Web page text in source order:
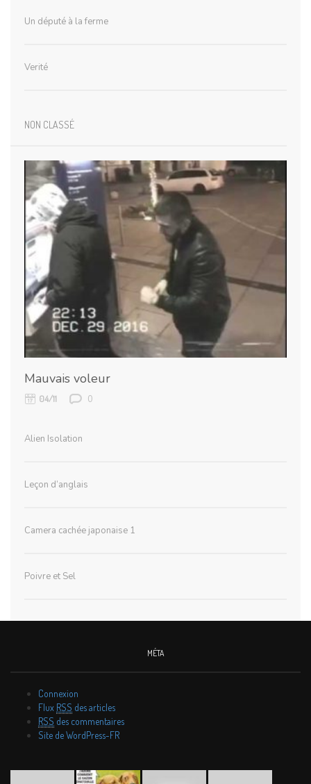
Un député à la ferme
Verité
NON CLASSÉ
Mauvais voleur
04/11 0
Alien Isolation
Leçon d’anglais
Camera cachée japonaise 1
Poivre et Sel
MÉTA
Connexion
Flux RSS des articles
RSS des commentaires
Site de WordPress-FR